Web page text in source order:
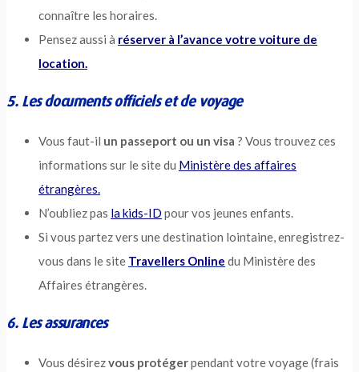
connaître les horaires.
Pensez aussi à réserver à l’avance votre voiture de
location.
5. Les documents officiels et de voyage
Vous faut-il un passeport ou un visa ? Vous trouvez ces
informations sur le site du Ministère des affaires
étrangères.
N’oubliez pas la kids-ID pour vos jeunes enfants.
Si vous partez vers une destination lointaine, enregistrez-
vous dans le site Travellers Online du Ministère des
Affaires étrangères.
6. Les assurances
Vous désirezvous protégerpendant votre voyage (frais